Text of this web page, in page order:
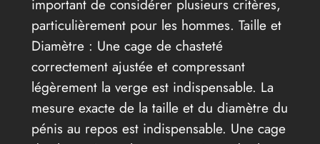
important de considérer plusieurs critères,
particulièrement pour les hommes. Taille et
Diamètre : Une cage de chasteté
correctement ajustée et compressant
légèrement la verge est indispensable. La
mesure exacte de la taille et du diamètre du
pénis au repos est indispensable. Une cage